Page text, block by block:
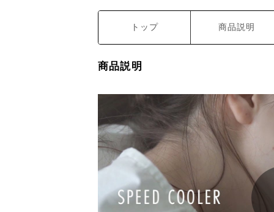
トップ 商品説明
商品説明